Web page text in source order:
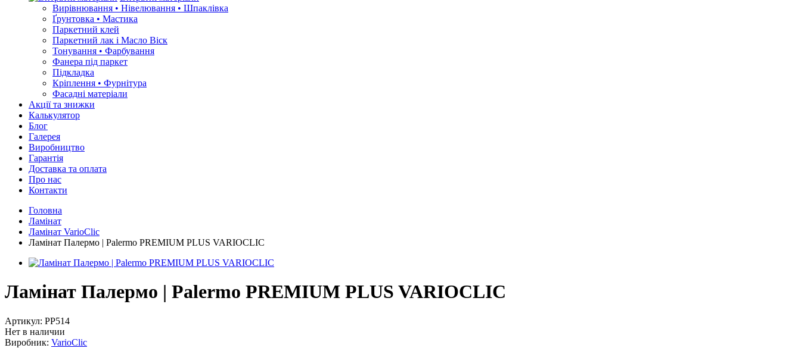
Вирівнювання • Нівелювання • Шпаклівка
Ґрунтовкa • Мастика
Паркетний клей
Паркетний лак і Масло Віск
Тонування • Фарбування
Фанера під паркет
Підкладка
Кріплення • Фурнітура
Фасадні матеріали
Акції та знижки
Калькулятор
Блог
Галерея
Виробництво
Гарантія
Доставка та оплата
Про нас
Контакти
Головна
Ламінат
Ламінат VarioClic
Ламінат Палермо | Palermo PREMIUM PLUS VARIOCLIC
Ламінат Палермо | Palermo PREMIUM PLUS VARIOCLIC
Артикул: PP514
Нет в наличии
Виробник: VarioClic